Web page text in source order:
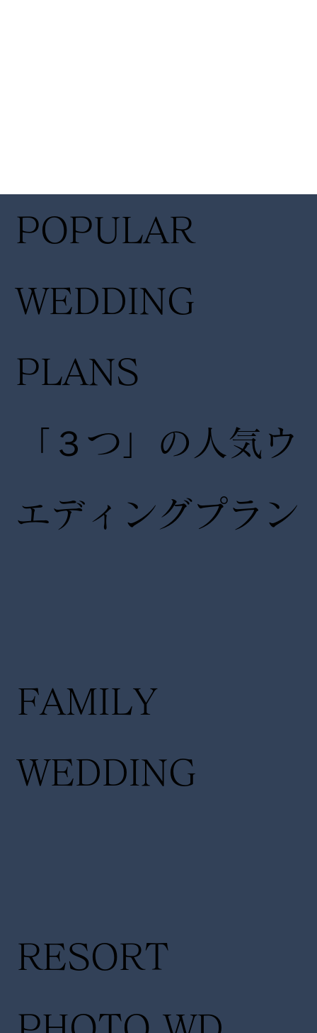
POPULAR
WEDDING
PLANS
「３つ」の人気ウ
エディングプラン
FAMILY
WEDDING
RESORT